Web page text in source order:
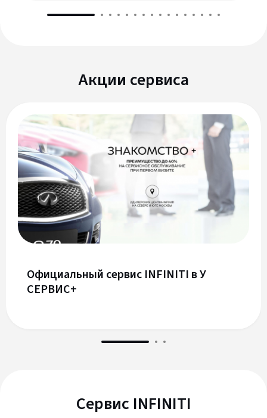
Акции сервиса
Сервис
Официальный сервис INFINITI в У
СЕРВИС+
Сервис INFINITI